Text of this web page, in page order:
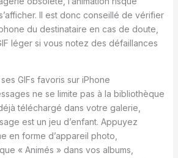
Il est donc conseillé de vérifier
du destinataire en cas de doute,
léger si vous notez des défaillances
GIFs favoris sur iPhone
ne se limite pas à la bibliothèque
téléchargé dans votre galerie,
est un jeu d’enfant. Appuyez
en forme d’appareil photo,
« Animés » dans vos albums,